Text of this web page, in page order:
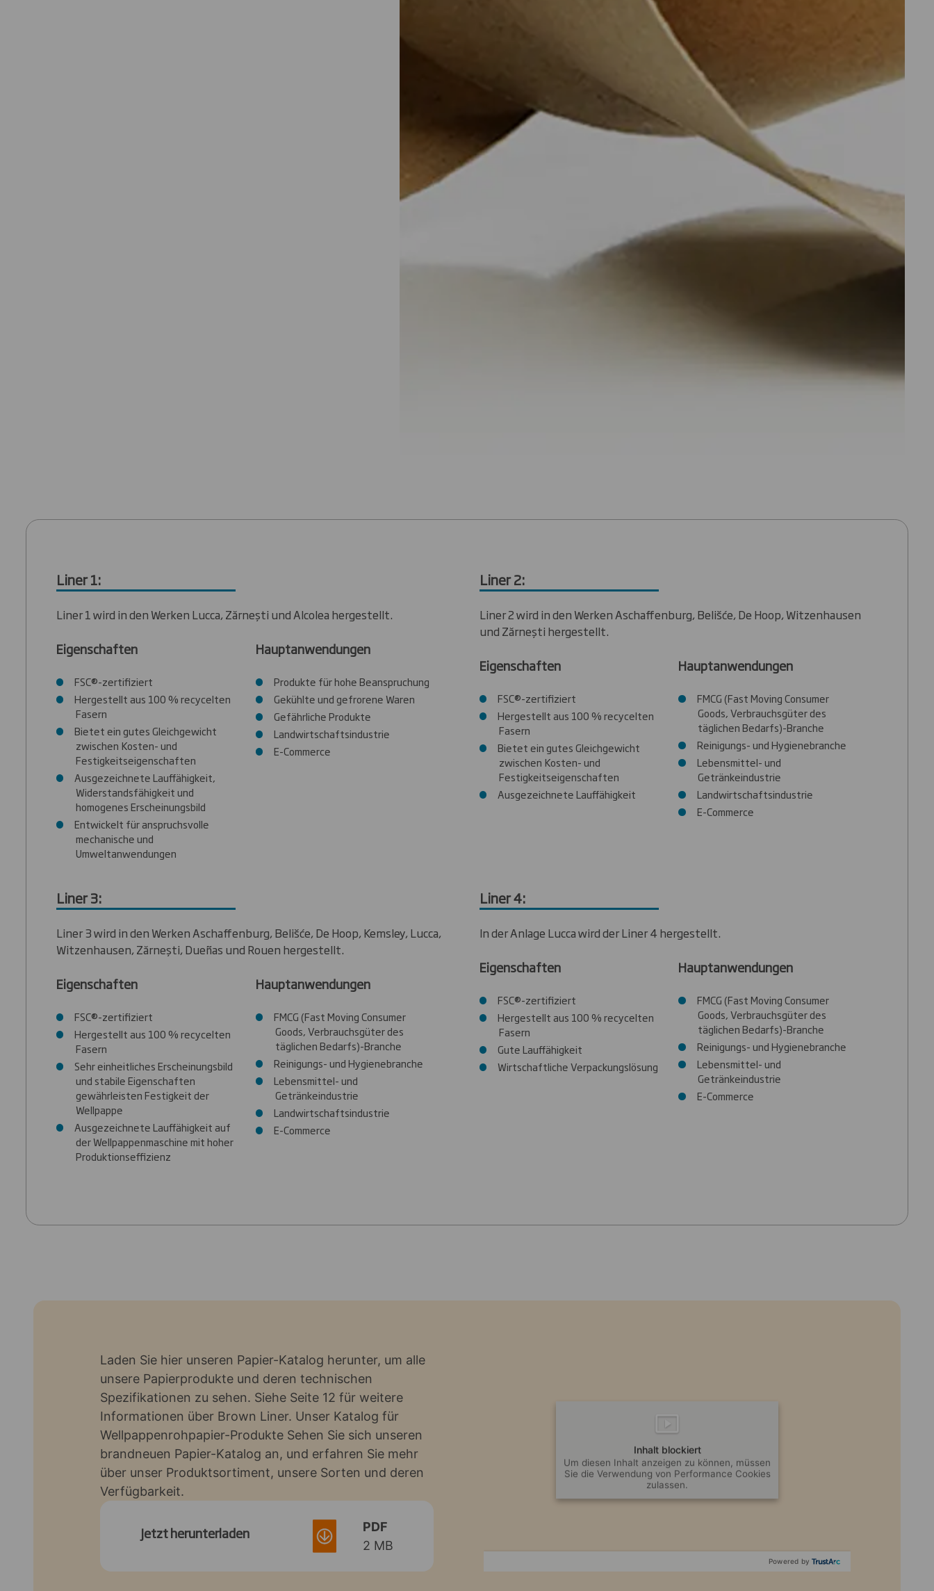
Liner 1:
Liner 1 wird in den Werken Lucca, Zărnești und Alcolea hergestellt.
Eigenschaften
FSC®-zertifiziert
Hergestellt aus 100 % recycelten
Fasern
Bietet ein gutes Gleichgewicht
zwischen Kosten- und
Festigkeitseigenschaften
Ausgezeichnete Lauffähigkeit,
Widerstandsfähigkeit und
homogenes Erscheinungsbild
Entwickelt für anspruchsvolle
mechanische und
Umweltanwendungen
Hauptanwendungen
Produkte für hohe Beanspruchung
Gekühlte und gefrorene Waren
Gefährliche Produkte
Landwirtschaftsindustrie
E-Commerce
Liner 2:
Liner 2 wird in den Werken Aschaffenburg, Belišće, De Hoop, Witzenhausen
und Zărnești hergestellt.
Eigenschaften
FSC®-zertifiziert
Hergestellt aus 100 % recycelten
Fasern
Bietet ein gutes Gleichgewicht
zwischen Kosten- und
Festigkeitseigenschaften
Ausgezeichnete Lauffähigkeit
Hauptanwendungen
FMCG (Fast Moving Consumer
Goods, Verbrauchsgüter des
täglichen Bedarfs)-Branche
Reinigungs- und Hygienebranche
Lebensmittel- und
Getränkeindustrie
Landwirtschaftsindustrie
E-Commerce
Liner 3:
Liner 3 wird in den Werken Aschaffenburg, Belišće, De Hoop, Kemsley, Lucca,
Witzenhausen, Zărnești, Dueñas und Rouen hergestellt.
Eigenschaften
FSC®-zertifiziert
Hergestellt aus 100 % recycelten
Fasern
Sehr einheitliches Erscheinungsbild
und stabile Eigenschaften
gewährleisten Festigkeit der
Wellpappe
Ausgezeichnete Lauffähigkeit auf
der Wellpappenmaschine mit hoher
Produktionseffizienz
Hauptanwendungen
FMCG (Fast Moving Consumer
Goods, Verbrauchsgüter des
täglichen Bedarfs)-Branche
Reinigungs- und Hygienebranche
Lebensmittel- und
Getränkeindustrie
Landwirtschaftsindustrie
E-Commerce
Liner 4:
In der Anlage Lucca wird der Liner 4 hergestellt.
Eigenschaften
FSC®-zertifiziert
Hergestellt aus 100 % recycelten
Fasern
Gute Lauffähigkeit
Wirtschaftliche Verpackungslösung
Hauptanwendungen
FMCG (Fast Moving Consumer
Goods, Verbrauchsgüter des
täglichen Bedarfs)-Branche
Reinigungs- und Hygienebranche
Lebensmittel- und
Getränkeindustrie
E-Commerce
Laden Sie hier unseren Papier-Katalog herunter, um alle
unsere Papierprodukte und deren technischen
Spezifikationen zu sehen. Siehe Seite 12 für weitere
Informationen über Brown Liner. Unser Katalog für
Wellpappenrohpapier-Produkte Sehen Sie sich unseren
brandneuen Papier-Katalog an, und erfahren Sie mehr
über unser Produktsortiment, unsere Sorten und deren
Verfügbarkeit.
Jetzt herunterladen
PDF
2 MB
Inhalt blockiert
Um diesen Inhalt anzeigen zu können, müssen
Sie die Verwendung von Performance Cookies
zulassen.
Powered by